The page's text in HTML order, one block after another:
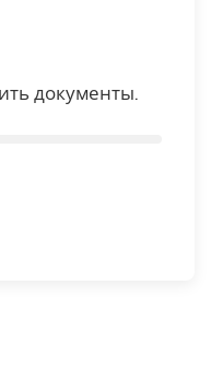
документы.